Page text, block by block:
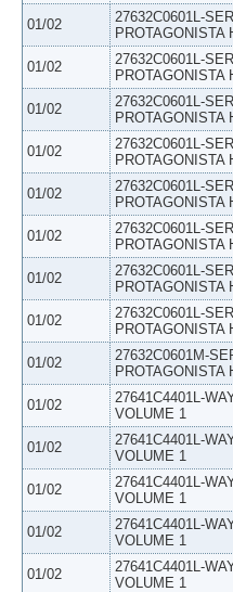
01/02
27632C0601L-SER
PROTAGONISTA
01/02
27632C0601L-SER
PROTAGONISTA
01/02
27632C0601L-SER
PROTAGONISTA
01/02
27632C0601L-SER
PROTAGONISTA
01/02
27632C0601L-SER
PROTAGONISTA
01/02
27632C0601L-SER
PROTAGONISTA
01/02
27632C0601L-SER
PROTAGONISTA
01/02
27632C0601L-SER
PROTAGONISTA
01/02
27632C0601M-
PROTAGONISTA
01/02
27641C4401L-
VOLUME 1
01/02
27641C4401L-
VOLUME 1
01/02
27641C4401L-
VOLUME 1
01/02
27641C4401L-
VOLUME 1
01/02
27641C4401L-
VOLUME 1